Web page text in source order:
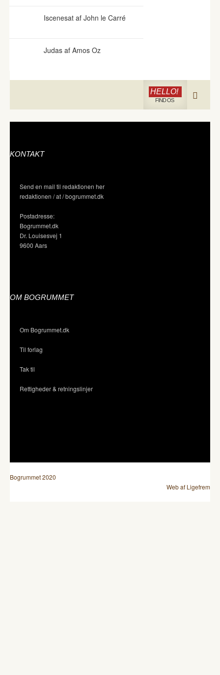
Iscenesat af John le Carré
Judas af Amos Oz
HELLO!
FIND OS
KONTAKT
Send en mail til redaktionen her
redaktionen / at / bogrummet.dk
Postadresse:
Bogrummet.dk
Dr. Louisesvej 1
9600 Aars
OM BOGRUMMET
Om Bogrummet.dk
Til forlag
Tak til
Rettigheder & retningslinjer
Bogrummet 2020
Web af Ligefrem